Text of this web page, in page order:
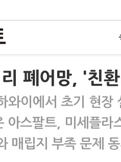
폐어망, '친
와이에서 초기 현장
아스팔트, 미세플라
매립지 부족 문제